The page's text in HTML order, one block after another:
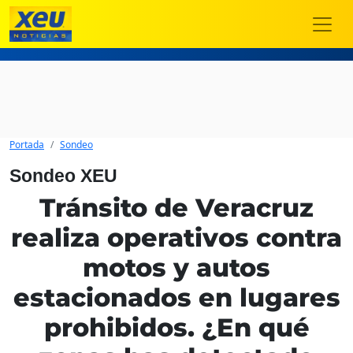
Portada Sondeo
Sondeo XEU
Tránsito de Veracruz
realiza operativos contra
motos y autos
estacionados en lugares
prohibidos. ¿En qué